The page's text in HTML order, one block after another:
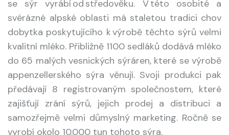
se sýr vyrábí od středověku. V této osobité a
svérázné alpské oblasti má staletou tradici chov
dobytka poskytujícího k výrobě těchto sýrů velmi
kvalitní mléko. Přibližně 1100 sedláků dodává mléko
do 65 malých vesnických sýráren, které se výrobě
appenzellerského sýra věnují. Svoji produkci pak
předávají 8 registrovaným společnostem, které
zajišťují zrání sýrů, jejich prodej a distribuci a
samozřejmě velmi důmyslný marketing. Ročně se
vyrobí okolo 10.000 tun tohoto sýra.